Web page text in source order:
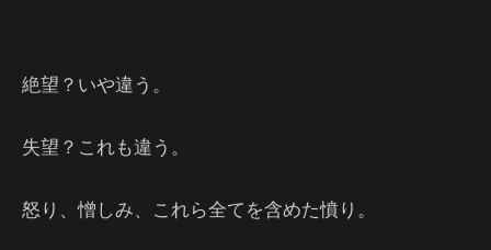
絶望？いや違う。
失望？これも違う。
怒り、憎しみ、これら全てを含めた憤り。